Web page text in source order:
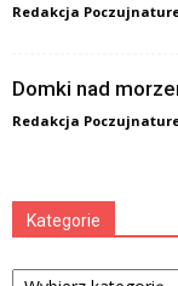
Redakcja
Domki nad
Redakcja
Kategorie
Kategorie